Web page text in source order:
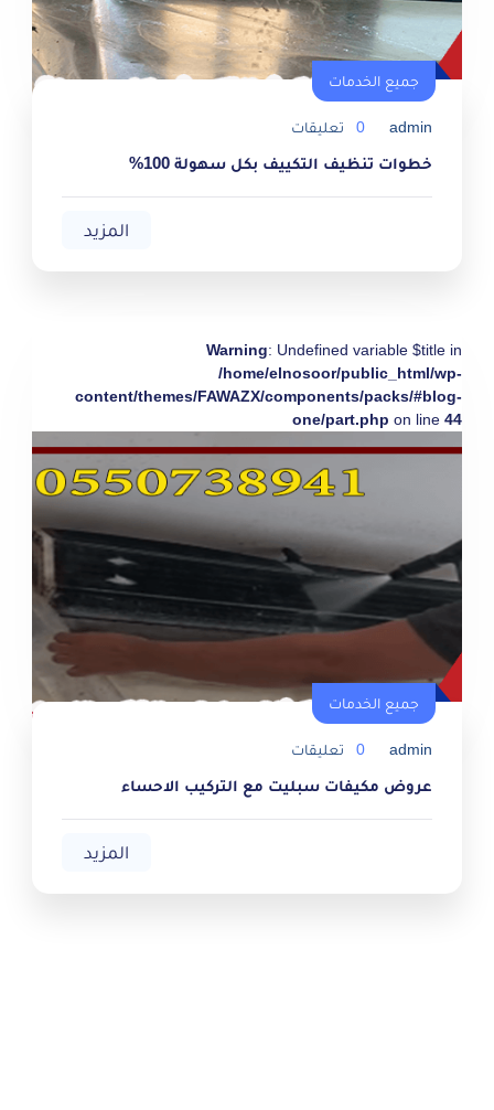
جميع الخدمات
admin
0 تعليقات
خطوات تنظيف التكييف بكل سهولة 100%
المزيد
Warning: Undefined variable $title in
/home/elnosoor/public_html/wp-
content/themes/FAWAZX/components/packs/#blog-
one/part.php on line 44
جميع الخدمات
admin
0 تعليقات
عروض مكيفات سبليت مع التركيب الاحساء
المزيد